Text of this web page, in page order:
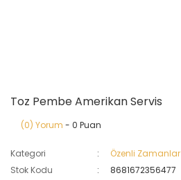
Toz Pembe Amerikan Servis
(0) Yorum - 0 Puan
Kategori Özenli Zamanlar
Stok Kodu
8681672356477